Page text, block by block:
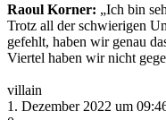
Raoul Korner: „Ich bin
Trotz all der schwierigen
gefehlt, haben wir genau
Viertel haben wir nicht
villain
1. Dezember 2022 um